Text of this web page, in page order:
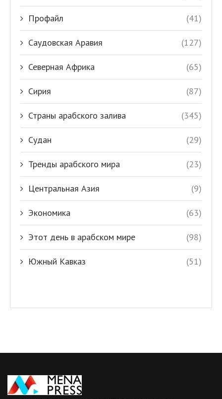
Профайл (41)
Саудовская Аравия (127)
Северная Африка (65)
Сирия (87)
Страны арабского залива (345)
Судан (29)
Тренды арабского мира (23)
Центральная Азия (9)
Экономика (63)
Этот день в арабском мире (98)
Южный Кавказ (51)